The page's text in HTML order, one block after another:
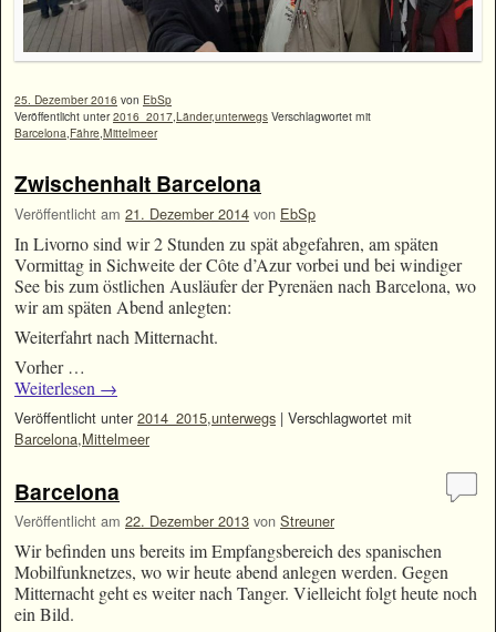
25. Dezember 2016 von EbSp
Veröffentlicht unter 2016_2017,Länder,unterwegs Verschlagwortet mit
Barcelona,Fähre,Mittelmeer
Zwischenhalt Barcelona
Veröffentlicht am 21. Dezember 2014 von EbSp
In Livorno sind wir 2 Stunden zu spät abgefahren, am späten
Vormittag in Sichweite der Côte d’Azur vorbei und bei windiger
See bis zum östlichen Ausläufer der Pyrenäen nach Barcelona, wo
wir am späten Abend anlegten:
Weiterfahrt nach Mitternacht.
Vorher …
Weiterlesen →
Veröffentlicht unter 2014_2015,unterwegs | Verschlagwortet mit
Barcelona,Mittelmeer
Barcelona
Veröffentlicht am 22. Dezember 2013 von Streuner
Wir befinden uns bereits im Empfangsbereich des spanischen
Mobilfunknetzes, wo wir heute abend anlegen werden. Gegen
Mitternacht geht es weiter nach Tanger. Vielleicht folgt heute noch
ein Bild.